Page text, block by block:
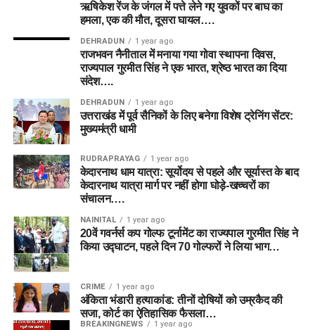
ऋषिकेश रेंज के जंगल में पत्ते लेने गए युवकों पर बाघ का
हमला, एक की मौत, दूसरा घायल….
DEHRADUN 1 year ago
राजभवन नैनीताल में मनाया गया गोवा स्थापना दिवस,
राज्यपाल गुरमीत सिंह ने एक भारत, श्रेष्ठ भारत का दिया
संदेश….
DEHRADUN 1 year ago
उत्तराखंड में पूर्व सैनिकों के लिए बनेगा विशेष ट्रेनिंग सेंटर:
मुख्यमंत्री धामी
RUDRAPRAYAG 1 year ago
केदारनाथ धाम यात्रा: सूर्योदय से पहले और सूर्यास्त के बाद
केदारनाथ यात्रा मार्ग पर नहीं होगा घोड़े-खच्चरों का
संचालन….
NAINITAL 1 year ago
20वें गवर्नर्स कप गोल्फ टूर्नामेंट का राज्यपाल गुरमीत सिंह ने
किया उद्घाटन, पहले दिन 70 गोल्फरों ने लिया भाग…
CRIME 1 year ago
अंकिता भंडारी हत्याकांड: तीनों दोषियों को उम्रकैद की
सजा, कोर्ट का ऐतिहासिक फैसला…
BREAKINGNEWS 1 year ago